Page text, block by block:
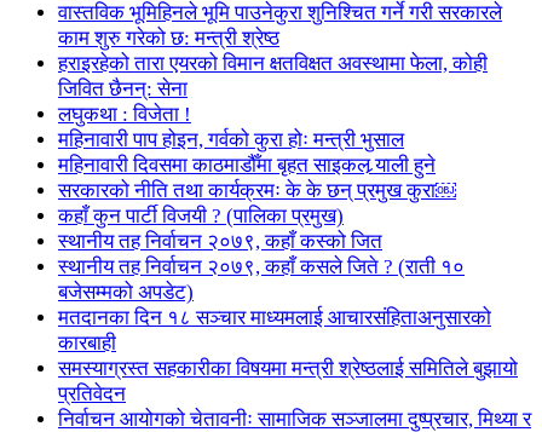
वास्तविक भूमिहिनले भूमि पाउनेकुरा शुनिश्चित गर्ने गरी सरकारले
काम शुरु गरेको छ: मन्त्री श्रेष्ठ
हराइरहेको तारा एयरको विमान क्षतविक्षत अवस्थामा फेला, कोही
जिवित छैनन्: सेना
लघुकथा : विजेता !
महिनावारी पाप होइन, गर्वको कुरा होः मन्त्री भुसाल
महिनावारी दिवसमा काठमाडौँमा बृहत साइकल र्‍याली हुने
सरकारको नीति तथा कार्यक्रमः के के छन् प्रमुख कुरा￼
कहाँ कुन पार्टी विजयी ? (पालिका प्रमुख)
स्थानीय तह निर्वाचन २०७९, कहाँ कस्को जित
स्थानीय तह निर्वाचन २०७९, कहाँ कसले जिते ? (राती १०
बजेसम्मको अपडेट)
मतदानका दिन १८ सञ्चार माध्यमलाई आचारसंहिताअनुसारको
कारबाही
समस्याग्रस्त सहकारीका विषयमा मन्त्री श्रेष्ठलाई समितिले बुझायो
प्रतिवेदन
निर्वाचन आयोगको चेतावनीः सामाजिक सञ्जालमा दुष्प्रचार, मिथ्या र